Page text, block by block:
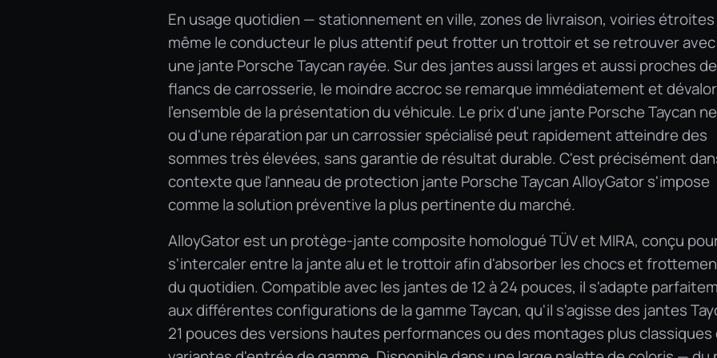
En usage quotidien — stationnement en ville, zones de livraison, voiries
même le conducteur le plus attentif peut frotter un trottoir et se retrouver avec
une jante Porsche Taycan rayée. Sur des jantes aussi larges et aussi proches
flancs de carrosserie, le moindre accroc se remarque immédiatement et
l'ensemble de la présentation du véhicule. Le prix d'une jante Porsche Taycan
ou d'une réparation par un carrossier spécialisé peut rapidement atteindre des
sommes très élevées, sans garantie de résultat durable. C'est précisément
contexte que l'anneau de protection jante Porsche Taycan AlloyGator s'impose
comme la solution préventive la plus pertinente du marché.
AlloyGator est un protège-jante composite homologué TÜV et MIRA, conçu
s'intercaler entre la jante alu et le trottoir afin d'absorber les chocs et
du quotidien. Compatible avec les jantes de 12 à 24 pouces, il s'adapte
aux différentes configurations de la gamme Taycan, qu'il s'agisse des jantes
21 pouces des versions hautes performances ou des montages plus classiques